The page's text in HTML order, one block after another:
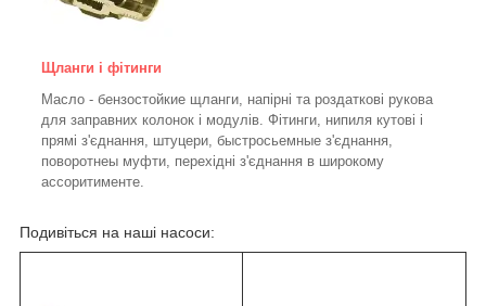
Щланги і фітинги
Масло - бензостойкие щланги, напірні та роздаткові рукова
для заправних колонок і модулів. Фітинги, нипиля кутові і
прямі з'єднання, штуцери, быстросьемные з'єднання,
поворотнеы муфти, перехідні з'єднання в широкому
ассоритименте.
Подивіться на наші насоси: